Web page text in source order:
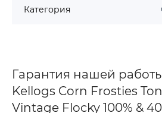
Категория
Гарантия нашей
Kellogs Corn Frosties
Vintage Flocky 100% &